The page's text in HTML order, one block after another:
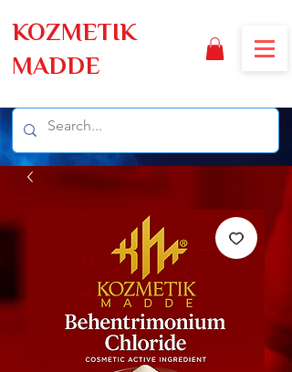
KOZMETIK
MADDE